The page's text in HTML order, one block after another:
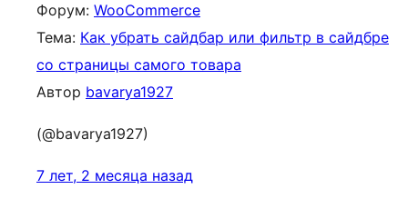
Форум: WooCommerce
Тема: Как убрать сайдбар или фильтр в сайдбре
со страницы самого товара
Автор bavarya1927
(@bavarya1927)
7 лет, 2 месяца назад